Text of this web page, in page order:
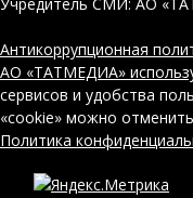
Антикоррупционная
АО «ТАТМЕДИА»
сервисов и удобства
«cookie» можно отменить
Политика